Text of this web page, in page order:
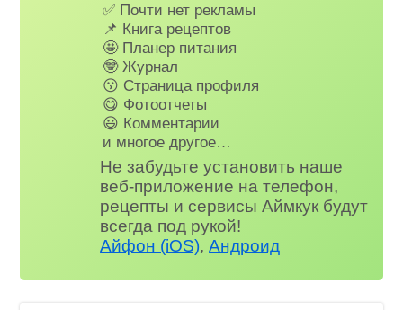
✅ Почти нет рекламы
📌 Книга рецептов
🤩 Планер питания
🤓 Журнал
😗 Страница профиля
😋 Фотоотчеты
😃 Комментарии
и многое другое…
Не забудьте установить наше
веб-приложение на телефон,
рецепты и сервисы Аймкук будут
всегда под рукой!
Айфон (iOS),Андроид